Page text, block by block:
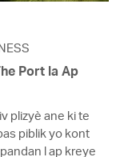
Port la Ap
plizyè ane ki te
piblik yo kont
l ap kreye